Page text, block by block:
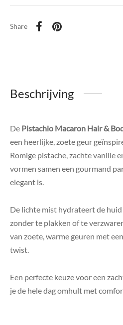
Share
Beschrijving
De Pistachio Macaron Hair &
een heerlijke, zoete geur
Romige pistache, zachte vanille
vormen samen een gourmand
elegant is.
De lichte mist hydrateert de
zonder te plakken of te
van zoete, warme geuren met
twist.
Een perfecte keuze voor een
je de hele dag omhult met